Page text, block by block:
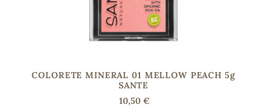
COLORETE MINERAL 01 MELLOW PEACH 5g
SANTE
10,50 €